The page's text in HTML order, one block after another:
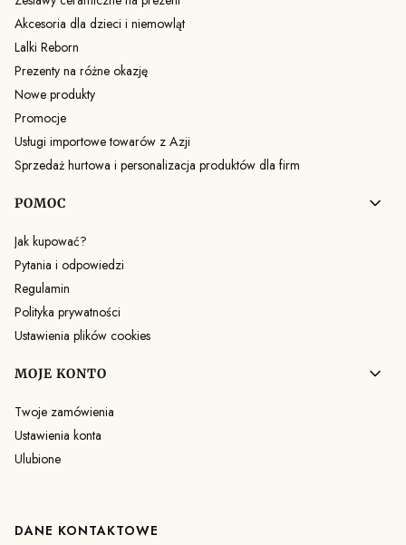
Akcesoria dla dzieci i niemowląt
Lalki Reborn
Prezenty na różne okazję
Nowe produkty
Promocje
Usługi importowe towarów z Azji
Sprzedaż hurtowa i personalizacja produktów dla firm
POMOC
Jak kupować?
Pytania i odpowiedzi
Regulamin
Polityka prywatności
Ustawienia plików cookies
MOJE KONTO
Twoje zamówienia
Ustawienia konta
Ulubione
DANE KONTAKTOWE